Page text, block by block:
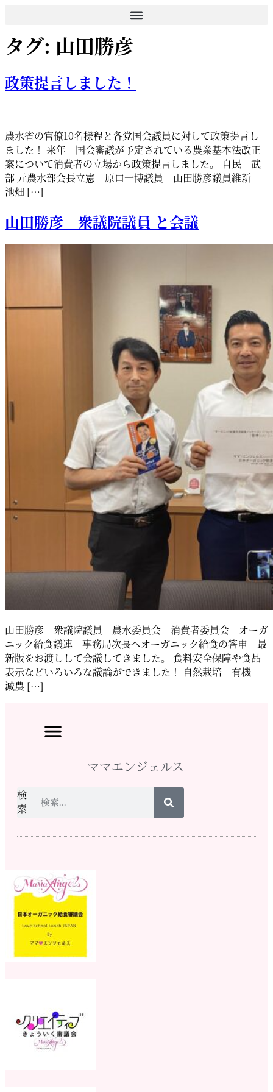
テ
ン
に
ス
プ
タグ: 山田勝彦
政策提言しました！
農水省の官僚10名様程と各党国会議員に対して政策提言し
ました！ 来年 国会審議が予定されている農業基本法改正
案について消費者の立場から政策提言しました。 自民 武
部 元農水部会長立憲 原口一博議員 山田勝彦議員維新
池畑 […]
山田勝彦 衆議院議員 と会議
山田勝彦 衆議院議員 農水委員会 消費者委員会 オーガ
ニック給食議連 事務局次長へオーガニック給食の答申 最
新版をお渡しして会議してきました。 食料安全保障や食品
表示などいろいろな議論ができました！ 自然栽培 有機
減農 […]
ママエンジェルス
検
索